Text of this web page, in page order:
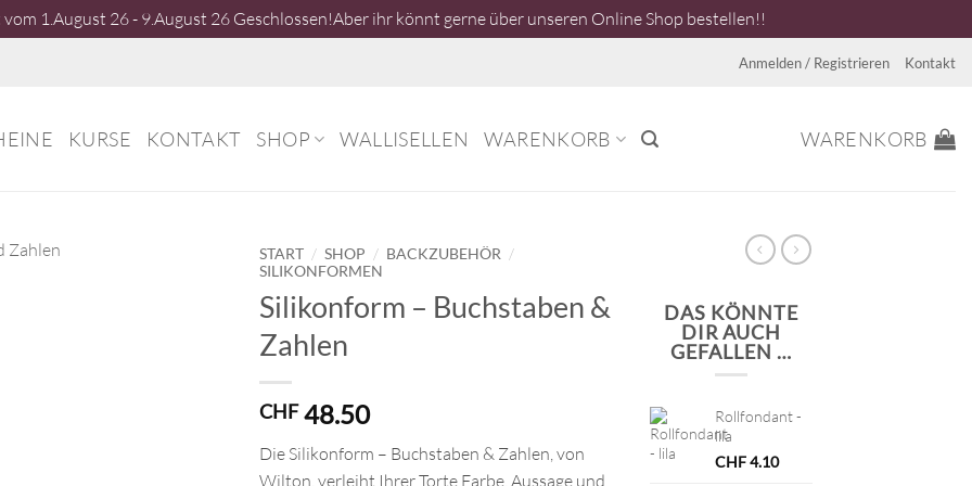
1.August 26 - 9.August 26 Geschlossen!Aber ihr könnt gerne über unseren Online Shop bestellen!!
Anmelden / Registrieren Kontakt
KURSE KONTAKT SHOP WALLISELLEN WARENKORB WARENKORB
START / SHOP / BACKZUBEHÖR /
SILIKONFORMEN
Silikonform – Buchstaben &
Zahlen
CHF48.50
Die Silikonform – Buchstaben & Zahlen, von
Wilton, verleiht Ihrer Torte Farbe, Aussage und
DAS KÖNNTE
DIR AUCH
GEFALLEN …
Rollfondant -
lila
CHF4.10